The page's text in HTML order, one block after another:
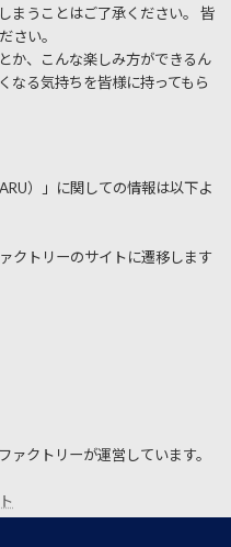
まうことはご了承ください。 皆
さい。
か、こんな楽しみ方ができるん
なる気持ちを皆様に持ってもら
）」に関しての情報は以下よ
クトリーのサイトに遷移します
ァクトリーが運営しています。